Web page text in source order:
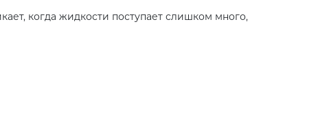
когда жидкости поступает слишком много,